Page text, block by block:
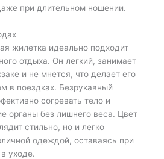
при длительном ношении.
жилетка идеально подходит
отдыха. Он легкий, занимает
и не мнется, что делает его
в поездках. Безрукавный
согревать тело и
органы без лишнего веса. Цвет
стильно, но и легко
одеждой, оставаясь при
уходе.